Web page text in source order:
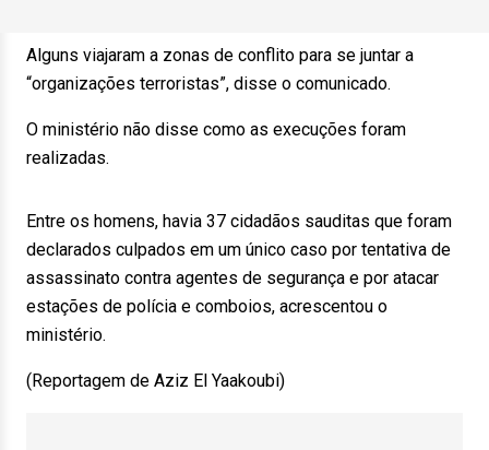
Alguns viajaram a zonas de conflito para se juntar a
“organizações terroristas”, disse o comunicado.
O ministério não disse como as execuções foram
realizadas.
Entre os homens, havia 37 cidadãos sauditas que foram
declarados culpados em um único caso por tentativa de
assassinato contra agentes de segurança e por atacar
estações de polícia e comboios, acrescentou o
ministério.
(Reportagem de Aziz El Yaakoubi)